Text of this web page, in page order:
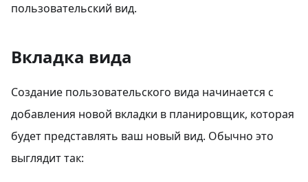
пользовательский вид.
Вкладка вида
Создание пользовательского вида начинается с
добавления новой вкладки в планировщик, которая
будет представлять ваш новый вид. Обычно это
выглядит так: